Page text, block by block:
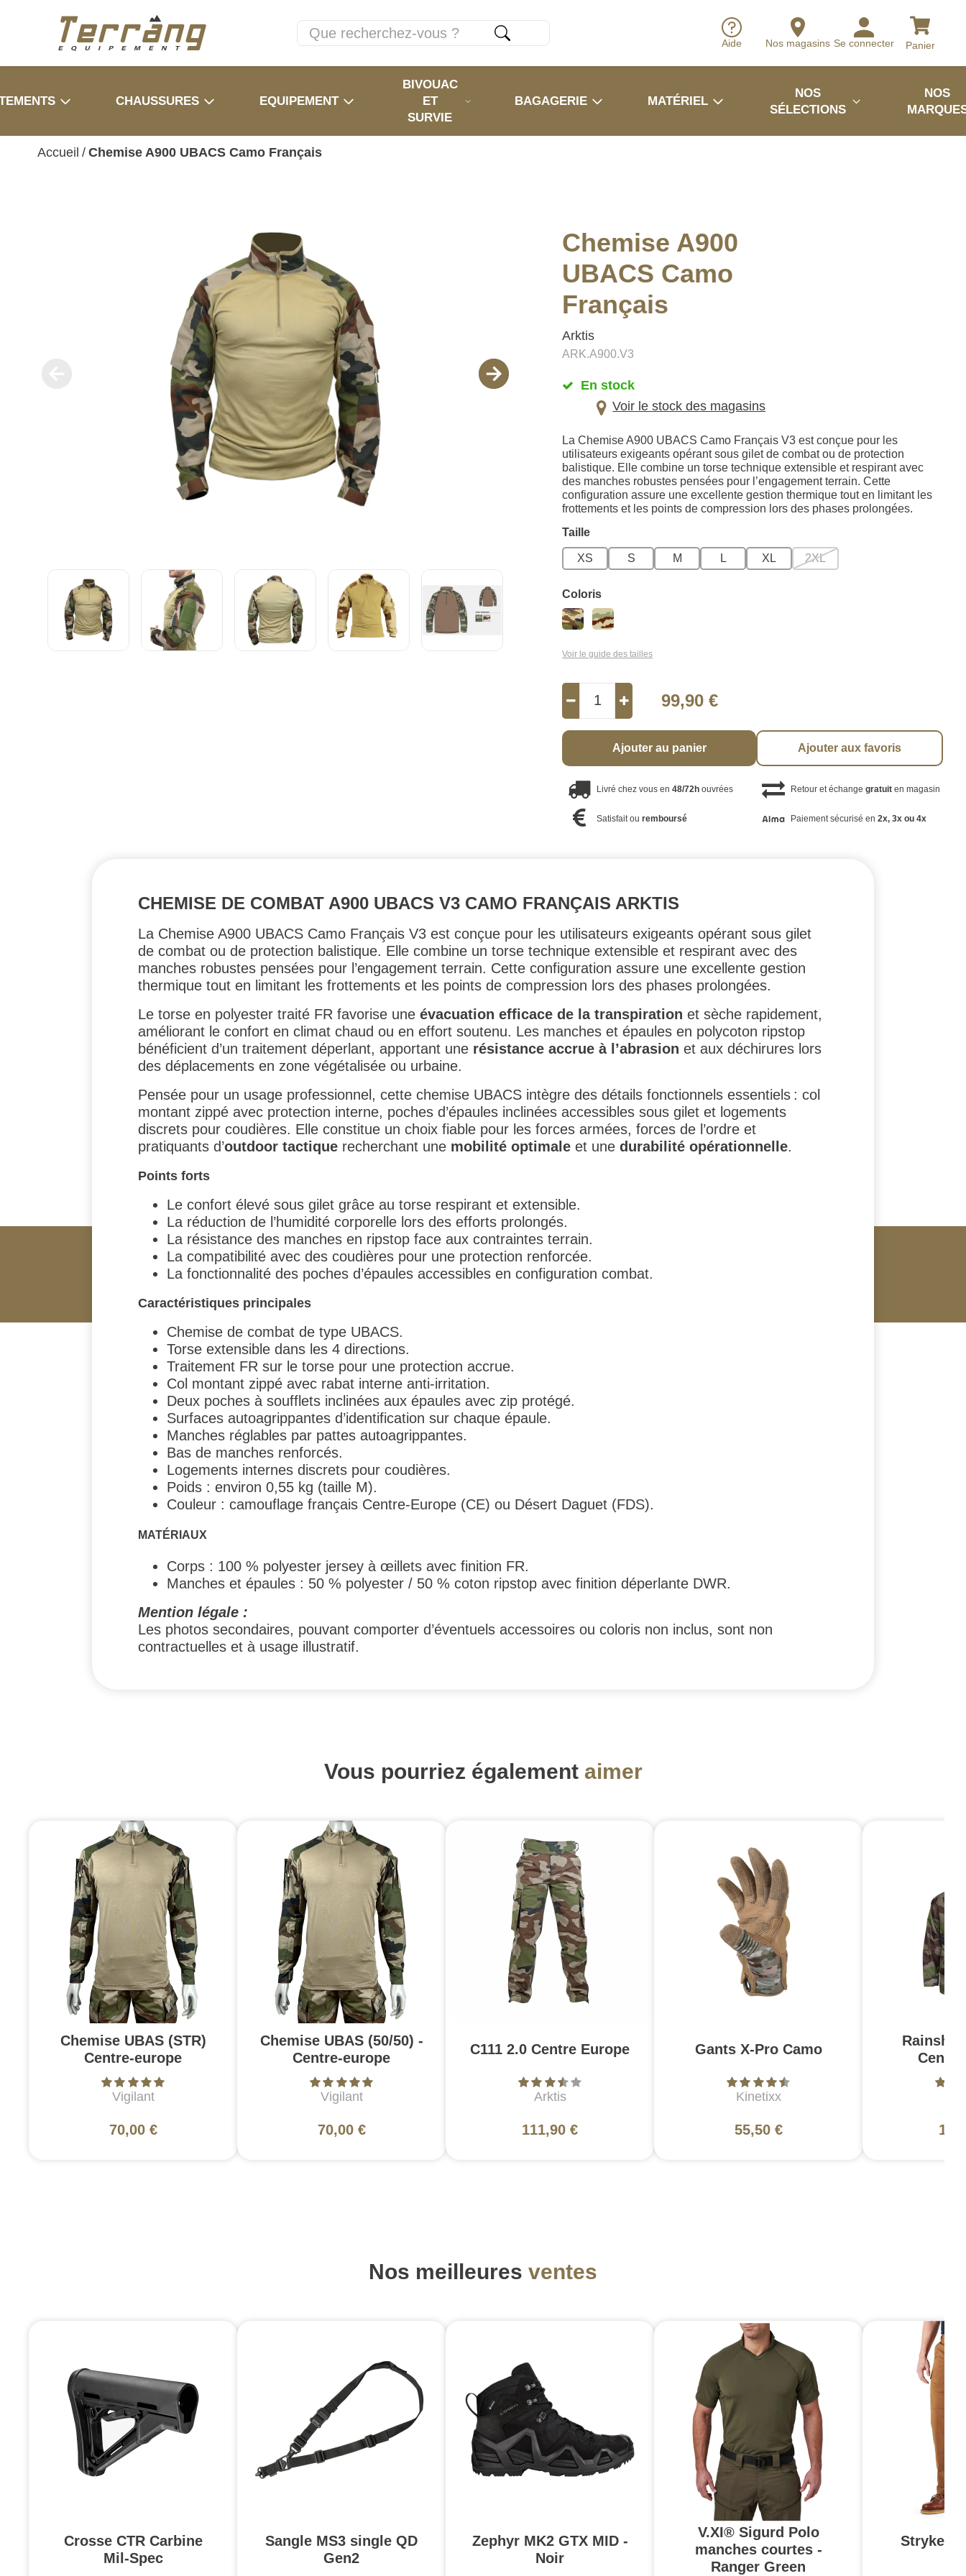
Aide Nos magasins Se connecter Panier
CHAUSSURES EQUIPEMENT
BIVOUAC
ET
SURVIE
BAGAGERIE MATÉRIEL
NOS
SÉLECTIONS
NOS
Accueil / Chemise A900 UBACS Camo Français
Chemise A900
UBACS Camo
Français
Arktis
ARK.A900.V3
En stock
Voir le stock des magasins
La Chemise A900 UBACS Camo Français V3 est conçue pour les
utilisateurs exigeants opérant sous gilet de combat ou de protection
balistique. Elle combine un torse technique extensible et respirant avec
des manches robustes pensées pour l’engagement terrain. Cette
configuration assure une excellente gestion thermique tout en limitant les
frottements et les points de compression lors des phases prolongées.
Taille
XS S M L XL 2XL
Coloris
Voir le guide des tailles
99,90 €
Ajouter au panier Ajouter aux favoris
Livré chez vous en48/72h ouvrées Retour et échange gratuiten magasin
Satisfait ouremboursé Paiement sécurisé en 2x, 3x ou 4x
CHEMISE DE COMBAT A900 UBACS V3 CAMO FRANÇAIS ARKTIS
La Chemise A900 UBACS Camo Français V3 est conçue pour les utilisateurs exigeants opérant sous gilet
de combat ou de protection balistique. Elle combine un torse technique extensible et respirant avec des
manches robustes pensées pour l’engagement terrain. Cette configuration assure une excellente gestion
thermique tout en limitant les frottements et les points de compression lors des phases prolongées.
Le torse en polyester traité FR favorise une évacuation efficace de la transpiration et sèche rapidement,
améliorant le confort en climat chaud ou en effort soutenu. Les manches et épaules en polycoton ripstop
bénéficient d’un traitement déperlant, apportant une résistance accrue à l’abrasion et aux déchirures lors
des déplacements en zone végétalisée ou urbaine.
Pensée pour un usage professionnel, cette chemise UBACS intègre des détails fonctionnels essentiels : col
montant zippé avec protection interne, poches d’épaules inclinées accessibles sous gilet et logements
discrets pour coudières. Elle constitue un choix fiable pour les forces armées, forces de l’ordre et
pratiquants d’outdoor tactique recherchant une mobilité optimale et une durabilité opérationnelle.
Points forts
Le confort élevé sous gilet grâce au torse respirant et extensible.
La réduction de l’humidité corporelle lors des efforts prolongés.
La résistance des manches en ripstop face aux contraintes terrain.
La compatibilité avec des coudières pour une protection renforcée.
La fonctionnalité des poches d’épaules accessibles en configuration combat.
Caractéristiques principales
Chemise de combat de type UBACS.
Torse extensible dans les 4 directions.
Traitement FR sur le torse pour une protection accrue.
Col montant zippé avec rabat interne anti-irritation.
Deux poches à soufflets inclinées aux épaules avec zip protégé.
Surfaces autoagrippantes d’identification sur chaque épaule.
Manches réglables par pattes autoagrippantes.
Bas de manches renforcés.
Logements internes discrets pour coudières.
Poids : environ 0,55 kg (taille M).
Couleur : camouflage français Centre-Europe (CE) ou Désert Daguet (FDS).
MATÉRIAUX
Corps : 100 % polyester jersey à œillets avec finition FR.
Manches et épaules : 50 % polyester / 50 % coton ripstop avec finition déperlante DWR.
Mention légale :
Les photos secondaires, pouvant comporter d’éventuels accessoires ou coloris non inclus, sont non
contractuelles et à usage illustratif.
Vous pourriez également aimer
Chemise UBAS (STR)
Centre-europe
Vigilant
70,00 €
Chemise UBAS (50/50) -
Centre-europe
Vigilant
70,00 €
C111 2.0 Centre Europe
Arktis
111,90 €
Gants X-Pro Camo
Kinetixx
55,50 €
Nos meilleures ventes
Crosse CTR Carbine
Mil-Spec
Sangle MS3 single QD
Gen2
Zephyr MK2 GTX MID -
Noir
V.XI® Sigurd Polo
manches courtes -
Ranger Green
Stryke